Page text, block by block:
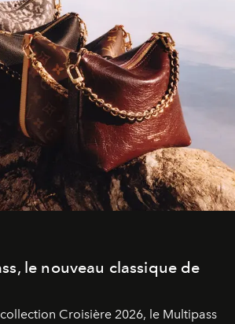
le nouveau classique de
Croisière 2026, le Multipass